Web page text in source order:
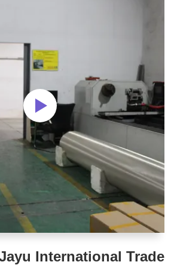
International Trade